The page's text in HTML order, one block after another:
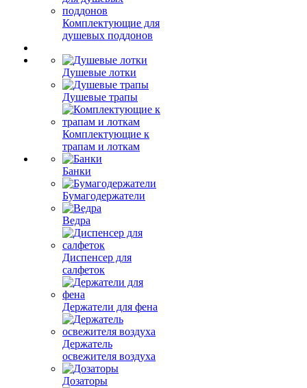
Комплектующие для
душевых поддонов
Душевые лотки
Душевые трапы
Комплектующие к
трапам и лоткам
Банки
Бумагодержатели
Ведра
Диспенсер для
салфеток
Держатели для фена
Держатель
освежителя воздуха
Дозаторы